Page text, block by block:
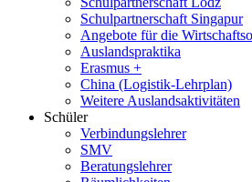
Schulpartnerschaft Singapur
Angebote für die
Auslandspraktika
Erasmus +
China (Logistik-Lehrplan)
Weitere Auslandsaktivitäten
Schüler
Verbindungslehrer
SMV
Beratungslehrer